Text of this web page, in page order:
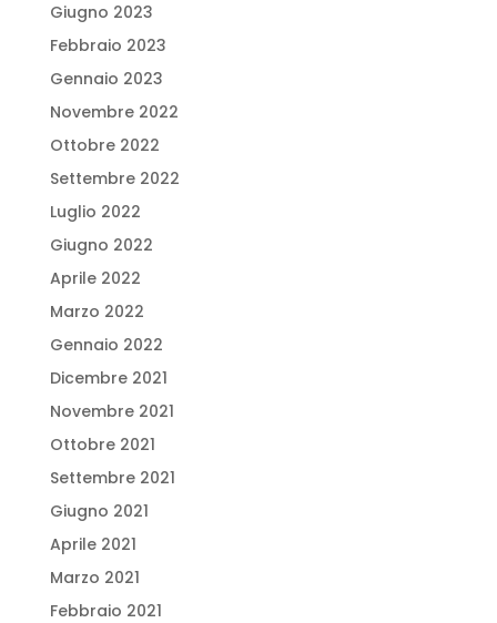
Giugno 2023
Febbraio 2023
Gennaio 2023
Novembre 2022
Ottobre 2022
Settembre 2022
Luglio 2022
Giugno 2022
Aprile 2022
Marzo 2022
Gennaio 2022
Dicembre 2021
Novembre 2021
Ottobre 2021
Settembre 2021
Giugno 2021
Aprile 2021
Marzo 2021
Febbraio 2021